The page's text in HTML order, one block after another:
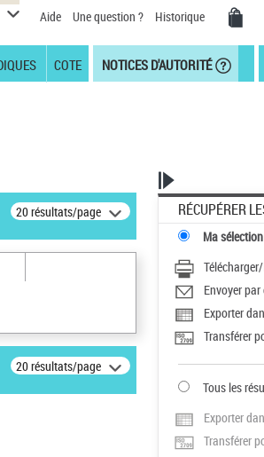
Aide Une question ? Historique
COTE NOTICES D'AUTORITÉ
20 résultats/page
20 résultats/page
RÉCUPÉRER
Ma sélection
Envoyer
Exporter
Transférer
Tous les
Exporter
Transférer